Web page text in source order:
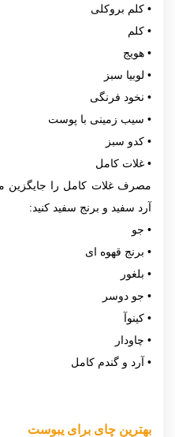
• کلم بروکلی
• کلم
• هویج
• لوبیا سبز
• نخود فرنگی
• سیب زمینی با پوست
• کدو سبز
• غلات کامل
مصرف غلات کامل را جایگزین
آرد سفید و برنج سفید کنید:
• جو
• برنج قهوه ای
• بلغور
• جو دوسر
• کینوآ
• چاودار
• آرد و گندم کامل
بهترین چای برای یبوست